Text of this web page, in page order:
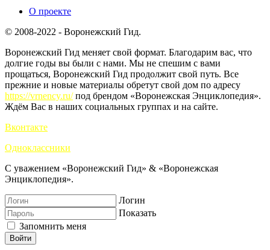
О проекте
© 2008-2022 - Воронежский Гид.
Воронежский Гид меняет свой формат. Благодарим вас, что
долгие годы вы были с нами. Мы не спешим с вами
прощаться, Воронежский Гид продолжит свой путь. Все
прежние и новые материалы обретут свой дом по адресу
https://vrnency.ru/под брендом «Воронежская Энциклопедия».
Ждём Вас в наших социальных группах и на сайте.
Вконтакте
Одноклассники
С уважением «Воронежский Гид» & «Воронежская
Энциклопедия».
Логин
Показать
Запомнить меня
Войти